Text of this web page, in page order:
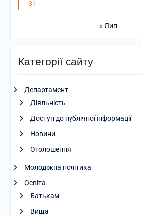
31
« Лип
Категорії сайту
Департамент
Діяльність
Доступ до публічної інформації
Новини
Оголошення
Молодіжна політика
Освіта
Батькам
Вища